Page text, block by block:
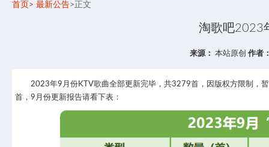
首页 > 最新公告>正文
淘歌吧2023
来源： 本站原创 作者
2023年9月份KTV歌曲全部更新完毕，共3279首，因版权方限制，
首，9月份更新报告请看下表：